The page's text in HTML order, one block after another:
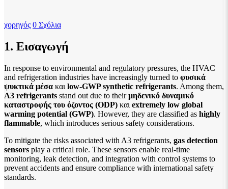
χορηγός 0 Σχόλια
1. Εισαγωγή
In response to environmental and regulatory pressures, the HVAC
and refrigeration industries have increasingly turned to φυσικά
ψυκτικά μέσα και low-GWP synthetic refrigerants. Among them,
A3 refrigerants stand out due to their μηδενικό δυναμικό
καταστροφής του όζοντος (ODP) και extremely low global
warming potential (GWP). However, they are classified as highly
flammable, which introduces serious safety considerations.
To mitigate the risks associated with A3 refrigerants, gas detection
sensors play a critical role. These sensors enable real-time
monitoring, leak detection, and integration with control systems to
prevent accidents and ensure compliance with international safety
standards.